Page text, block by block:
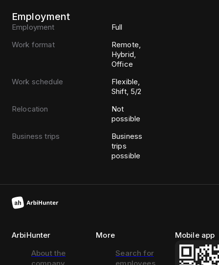
Employment
Employment
Full
Work format
Remote,
Hybrid,
Office
Work schedule
Flexible,
Shift, 5/2
Relocation
Not
possible
Business trips
Business
trips
possible
ArbiHunter
About the
More
Search for
Mobile app